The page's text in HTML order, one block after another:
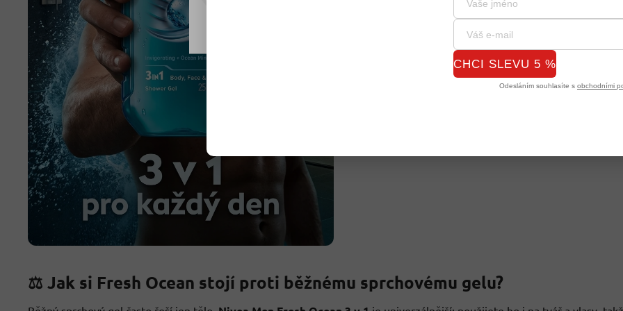
⚖️ Jak si Fresh Ocean stojí proti běžnému sprchovému gelu?
CHCI SLEVU 5 %
Odesláním souhlasíte s obchodními